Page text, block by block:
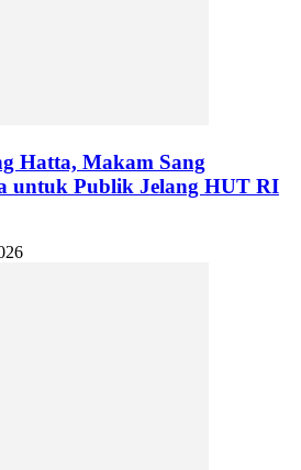
Hatta, Makam Sang
untuk Publik Jelang HUT RI